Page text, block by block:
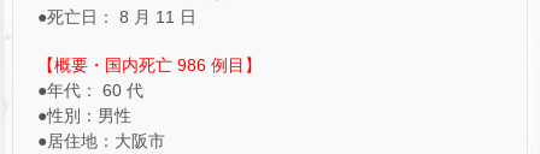
●死亡日： 8 月 11 日
【概要・国内死亡 986 例目】
●年代： 60 代
●性別：男性
●居住地：大阪市